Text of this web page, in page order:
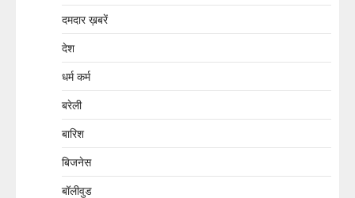
दमदार ख़बरें
देश
धर्म कर्म
बरेली
बारिश
बिजनेस
बॉलीवुड